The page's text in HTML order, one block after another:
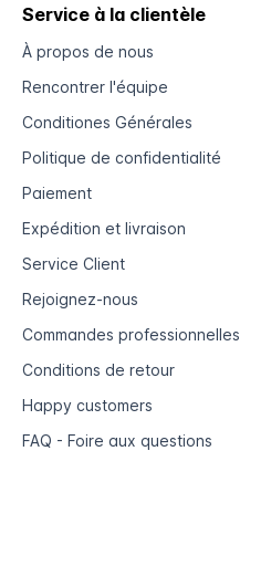
Service à la clientèle
À propos de nous
Rencontrer l'équipe
Conditiones Générales
Politique de confidentialité
Paiement
Expédition et livraison
Service Client
Rejoignez-nous
Commandes professionnelles
Conditions de retour
Happy customers
FAQ - Foire aux questions